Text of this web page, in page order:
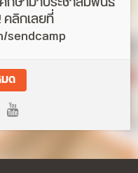
ลิกเลยที่
sendcamp
ด